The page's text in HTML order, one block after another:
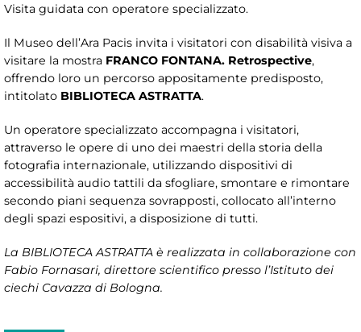
Visita guidata con operatore specializzato.
Il Museo dell’Ara Pacis invita i visitatori con disabilità visiva a
visitare la mostra FRANCO FONTANA. Retrospective,
offrendo loro un percorso appositamente predisposto,
intitolato BIBLIOTECA ASTRATTA.
Un operatore specializzato accompagna i visitatori,
attraverso le opere di uno dei maestri della storia della
fotografia internazionale, utilizzando dispositivi di
accessibilità audio tattili da sfogliare, smontare e rimontare
secondo piani sequenza sovrapposti, collocato all’interno
degli spazi espositivi, a disposizione di tutti.
La BIBLIOTECA ASTRATTA è realizzata in collaborazione con
Fabio Fornasari, direttore scientifico presso l’Istituto dei
ciechi Cavazza di Bologna.